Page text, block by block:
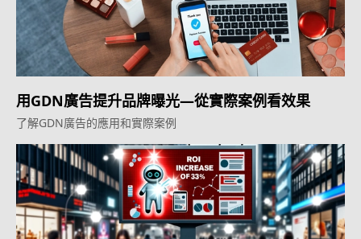
用GDN廣告提升品牌曝光—從實際案例看效果
了解GDN廣告的應用和實際案例